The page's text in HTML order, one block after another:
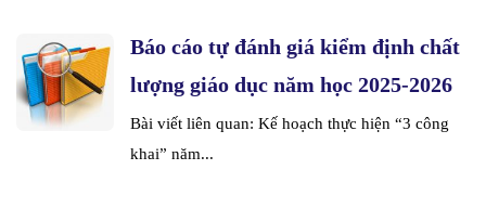
Báo cáo tự đánh giá kiểm định chất
lượng giáo dục năm học 2025-2026
Bài viết liên quan: Kế hoạch thực hiện “3 công
khai” năm...